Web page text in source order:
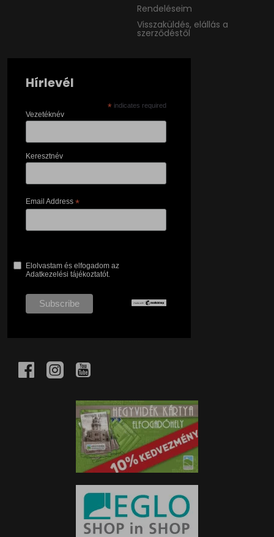
Rendeléseim
Visszaküldés, elállás a
szerződéstől
Hírlevél
* indicates required
Vezetéknév
Keresztnév
Email Address *
Elolvastam és elfogadom az
Adatkezelési tájékoztatót.